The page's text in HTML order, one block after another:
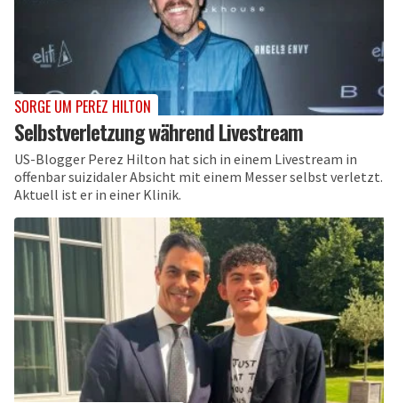
SORGE UM PEREZ HILTON
Selbstverletzung während Livestream
US-Blogger Perez Hilton hat sich in einem Livestream in
offenbar suizidaler Absicht mit einem Messer selbst verletzt.
Aktuell ist er in einer Klinik.